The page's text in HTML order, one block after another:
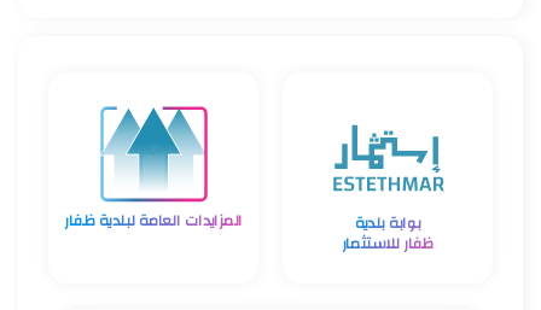
بوابة بلدية
ظفار للاستثمار
المزايدات العامة لبلدية ظفار